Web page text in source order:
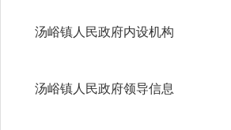
汤峪镇人民政府内设机构
汤峪镇人民政府领导信息